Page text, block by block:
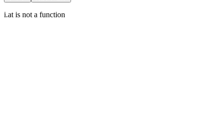
i.at is not a function